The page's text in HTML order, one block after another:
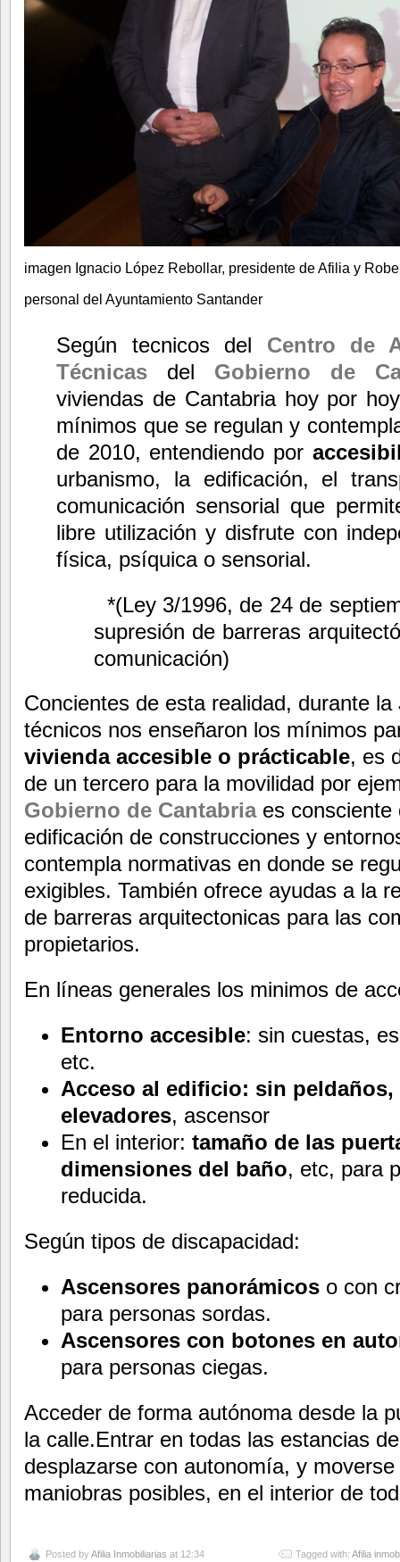
imagen Ignacio López Rebollar, presidente de Afilia y
personal del Ayuntamiento Santander
Según tecnicos del Centro de
Técnicas del Gobierno de
viviendas de Cantabria hoy por
mínimos que se regulan y
de 2010, entendiendo por
urbanismo, la edificación, el
comunicación sensorial que
libre utilización y disfrute con
física, psíquica o sensorial.
*(Ley 3/1996, de 24 de
supresión de barreras
comunicación)
Concientes de esta realidad, durante la
técnicos nos enseñaron los mínimos
vivienda accesible o prácticable, es
de un tercero para la movilidad por
Gobierno de Cantabria es consciente
edificación de construcciones y
contempla normativas en donde se
exigibles. También ofrece ayudas a la
de barreras arquitectonicas para las
propietarios.
En líneas generales los minimos de
Entorno accesible: sin cuestas,
etc.
Acceso al edificio: sin
elevadores, ascensor
En el interior: tamaño de las
dimensiones del baño, etc, para
reducida.
Según tipos de discapacidad:
Ascensores panorámicoso con
para personas sordas.
Ascensores con botones en
para personas ciegas.
Acceder de forma autónoma desde la
la calle.Entrar en todas las estancias
desplazarse con autonomía, y
maniobras posibles, en el interior de
Posted byAfilia Inmobiliarias at 12:34 Tagged with: Afilia